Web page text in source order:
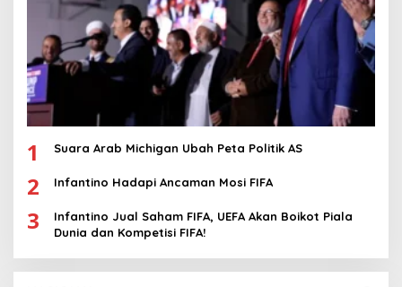
1 Suara Arab Michigan Ubah Peta Politik AS
2 Infantino Hadapi Ancaman Mosi FIFA
3
Infantino Jual Saham FIFA, UEFA Akan Boikot Piala
Dunia dan Kompetisi FIFA!